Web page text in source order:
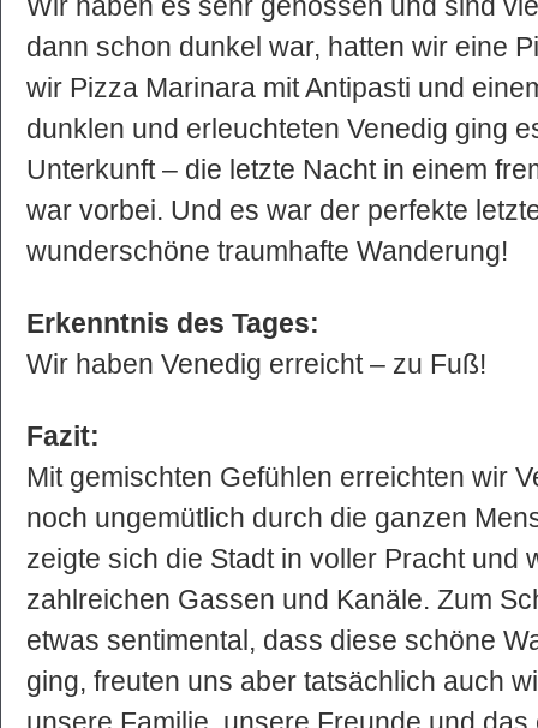
dann schon dunkel war, hatten wir eine
wir Pizza Marinara mit Antipasti und
dunklen und erleuchteten Venedig ging
Unterkunft – die letzte Nacht in einem
war vorbei. Und es war der perfekte
wunderschöne traumhafte Wanderung!
Erkenntnis des Tages:
Wir haben Venedig erreicht – zu Fuß!
Fazit:
Mit gemischten Gefühlen erreichten wir
noch ungemütlich durch die ganzen
zeigte sich die Stadt in voller Pracht und
zahlreichen Gassen und Kanäle. Zum
etwas sentimental, dass diese schöne
ging, freuten uns aber tatsächlich auch